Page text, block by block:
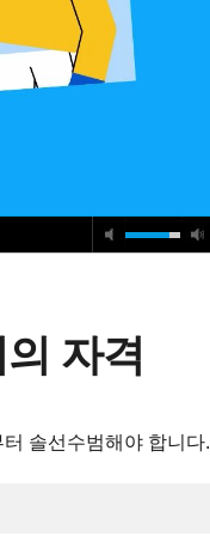
자격
솔선수범해야 합니다.